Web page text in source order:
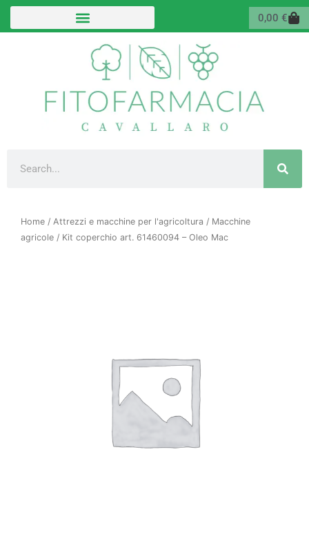
Vai
0,00 €
Home / Attrezzi e macchine per l'agricoltura / Macchine
agricole / Kit coperchio art. 61460094 – Oleo Mac